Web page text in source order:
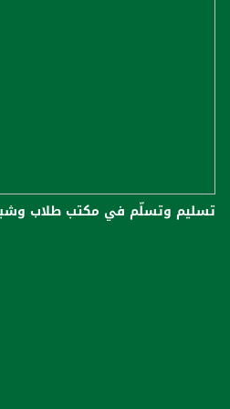
تسليم وتسلّم في مكتب طلاب